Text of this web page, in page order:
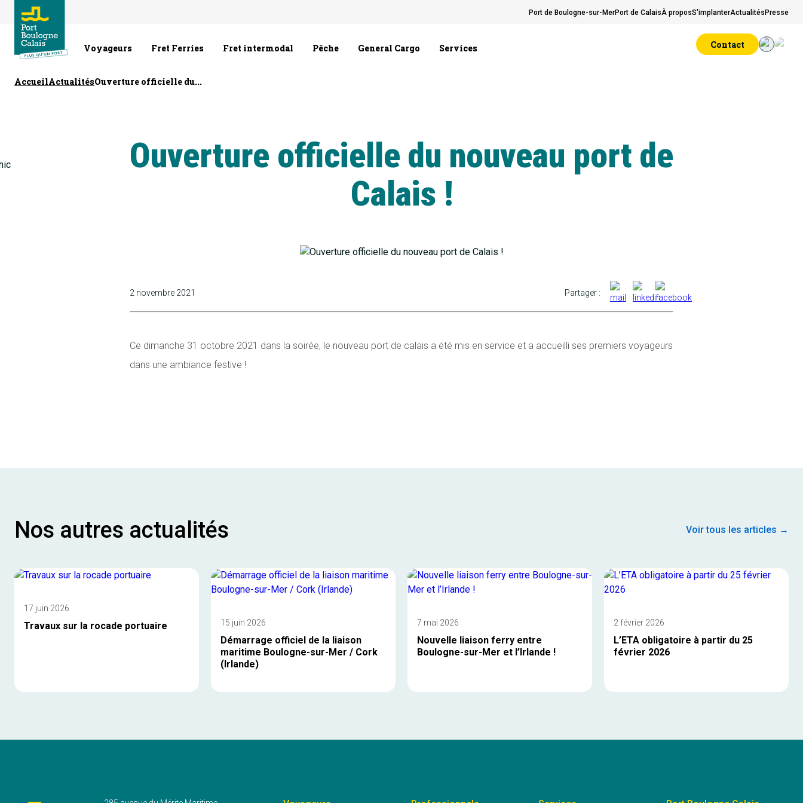
Port de Boulogne-sur-MerPort de CalaisÀ proposS'implanterActualités Presse
Voyageurs Fret Ferries Fret intermodal Pêche General Cargo Services Contact
AccueilActualitésOuverture officielle du...
Ouverture officielle du nouveau port de
Calais !
2 novembre 2021 Partager :
Ce dimanche 31 octobre 2021 dans la soirée, le nouveau port de calais a été mis en service et a accueilli ses premiers voyageurs
dans une ambiance festive !
Nos autres actualités Voir tous les articles →
17 juin 2026
Travaux sur la rocade portuaire 15 juin 2026
Démarrage officiel de la liaison
maritime Boulogne-sur-Mer / Cork
(Irlande)
7 mai 2026
Nouvelle liaison ferry entre
Boulogne-sur-Mer et l’Irlande !
2 février 2026
L’ETA obligatoire à partir du 25
février 2026